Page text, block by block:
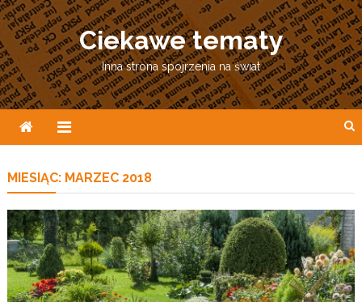
Skip
to
content
Ciekawe tematy
Inna strona spojrzenia na świat
MIESIĄC: MARZEC 2018